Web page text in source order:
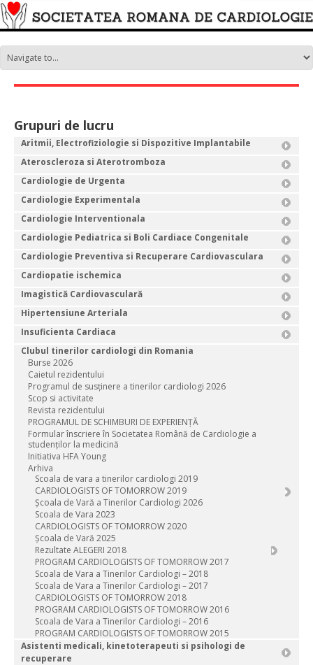
Grupuri de lucru
Aritmii, Electrofiziologie si Dispozitive Implantabile
Ateroscleroza si Aterotromboza
Cardiologie de Urgenta
Cardiologie Experimentala
Cardiologie Interventionala
Cardiologie Pediatrica si Boli Cardiace Congenitale
Cardiologie Preventiva si Recuperare Cardiovasculara
Cardiopatie ischemica
Imagistică Cardiovasculară
Hipertensiune Arteriala
Insuficienta Cardiaca
Clubul tinerilor cardiologi din Romania
Burse 2026
Caietul rezidentului
Programul de susținere a tinerilor cardiologi 2026
Scop si activitate
Revista rezidentului
PROGRAMUL DE SCHIMBURI DE EXPERIENȚĂ
Formular înscriere în Societatea Română de Cardiologie a
studenţilor la medicină
Initiativa HFA Young
Arhiva
Scoala de vara a tinerilor cardiologi 2019
CARDIOLOGISTS OF TOMORROW 2019
Școala de Vară a Tinerilor Cardiologi 2026
Scoala de Vara 2023
CARDIOLOGISTS OF TOMORROW 2020
Școala de Vară 2025
Rezultate ALEGERI 2018
PROGRAM CARDIOLOGISTS OF TOMORROW 2017
Scoala de Vara a Tinerilor Cardiologi – 2018
Scoala de Vara a Tinerilor Cardiologi – 2017
CARDIOLOGISTS OF TOMORROW 2018
PROGRAM CARDIOLOGISTS OF TOMORROW 2016
Scoala de Vara a Tinerilor Cardiologi – 2016
PROGRAM CARDIOLOGISTS OF TOMORROW 2015
Asistenti medicali, kinetoterapeuti si psihologi de
recuperare